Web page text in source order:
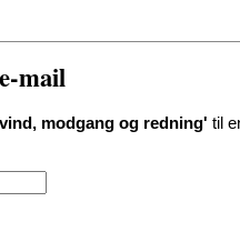
mail
modgang og redning' til